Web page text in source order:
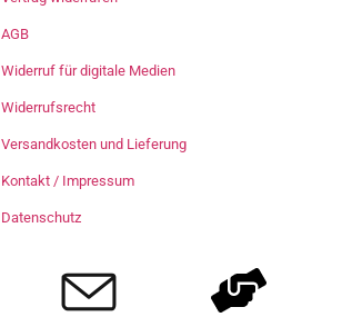
AGB
Widerruf für digitale Medien
Widerrufsrecht
Versandkosten und Lieferung
Kontakt / Impressum
Datenschutz